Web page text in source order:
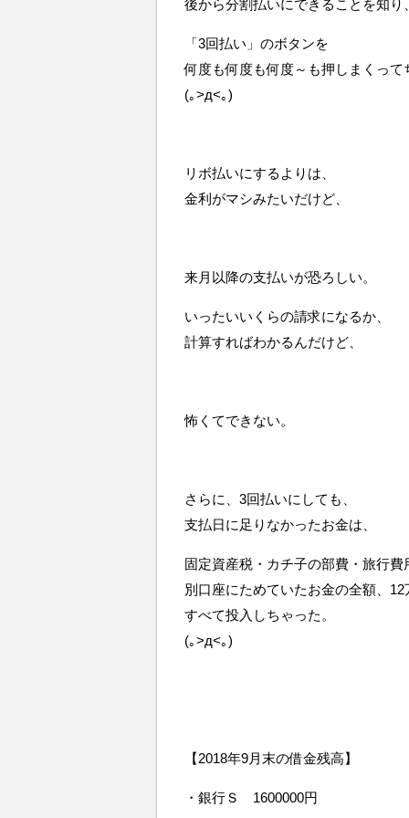
後から分割払いにできることを知り、
「3回払い」のボタンを
何度も何度も何度～も押しまくって
(｡>д<｡)
リボ払いにするよりは、
金利がマシみたいだけど、
来月以降の支払いが恐ろしい。
いったいいくらの請求になるか、
計算すればわかるんだけど、
怖くてできない。
さらに、3回払いにしても、
支払日に足りなかったお金は、
固定資産税・カチ子の部費・旅行費
別口座にためていたお金の全額、12
すべて投入しちゃった。
(｡>д<｡)
【2018年9月末の借金残高】
・銀行Ｓ 1600000円